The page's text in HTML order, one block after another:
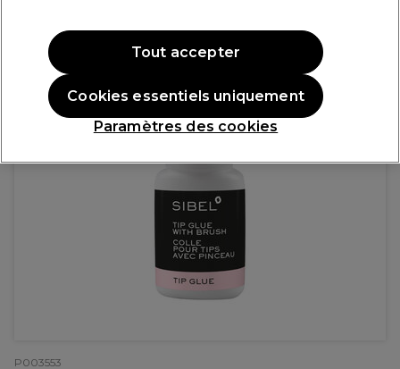
OFFRE
P003553
Paramètres des cookies
Cookies essentiels uniquement
Tout accepter